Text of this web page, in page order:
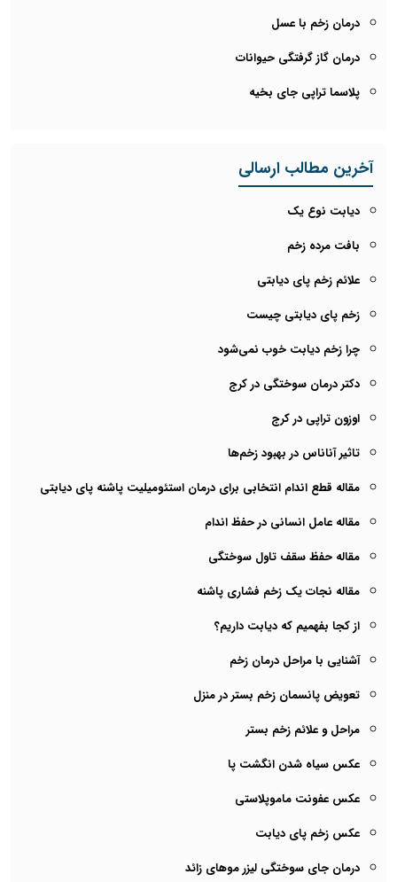
درمان زخم با عسل
درمان گاز گرفتگی حیوانات
پلاسما تراپی جای بخیه
آخرین مطالب ارسالی
دیابت نوع یک
بافت مرده زخم
علائم زخم پای دیابتی
زخم پای دیابتی چیست
چرا زخم دیابت خوب نمی‌شود
دکتر درمان سوختگی در کرج
اوزون تراپی در کرج
تاثیر آناناس در بهبود زخم‌ها
مقاله قطع اندام انتخابی برای درمان استئومیلیت پاشنه پای دیابتی
مقاله عامل انسانی در حفظ اندام
مقاله حفظ سقف تاول سوختگی
مقاله نجات یک زخم فشاری پاشنه
از کجا بفهمیم که دیابت داریم؟
آشنایی با مراحل درمان زخم
تعویض پانسمان زخم بستر در منزل
مراحل و علائم زخم بستر
عکس سیاه شدن انگشت پا
عکس عفونت ماموپلاستی
عکس زخم پای دیابت
درمان جای سوختگی لیزر موهای زائد